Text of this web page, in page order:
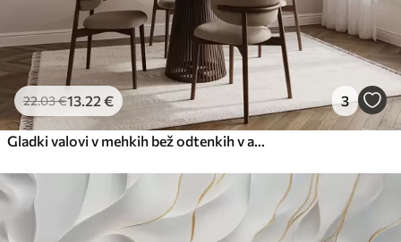
22.03€13 .22 € 3